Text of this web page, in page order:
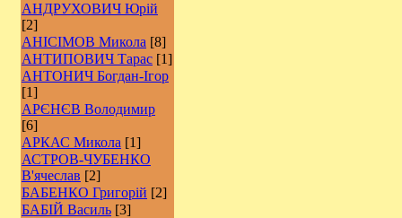
АНДРУХОВИЧ Юрій
[2]
АНІСІМОВ Микола [8]
АНТИПОВИЧ Тарас [1]
АНТОНИЧ Богдан-Ігор
[1]
АРЄНЄВ Володимир
[6]
АРКАС Микола [1]
АСТРОВ-ЧУБЕНКО
В'ячеслав [2]
БАБЕНКО Григорій [2]
БАБІЙ Василь [3]